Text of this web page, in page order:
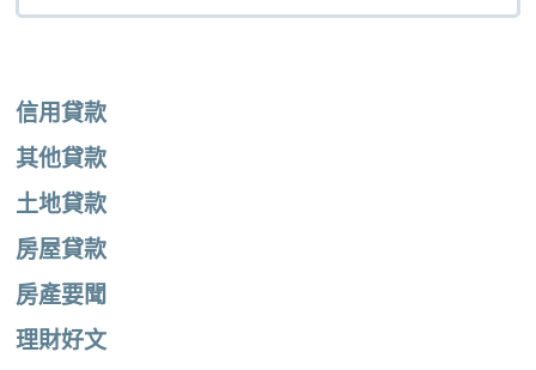
信用貸款
其他貸款
土地貸款
房屋貸款
房產要聞
理財好文